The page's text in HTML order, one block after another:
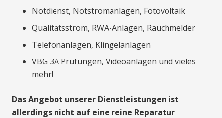
Notdienst, Notstromanlagen, Fotovoltaik
Qualitätsstrom, RWA-Anlagen, Rauchmelder
Telefonanlagen, Klingelanlagen
VBG 3A Prüfungen, Videoanlagen und vieles
mehr!
Das Angebot unserer Dienstleistungen ist
allerdings nicht auf eine reine Reparatur